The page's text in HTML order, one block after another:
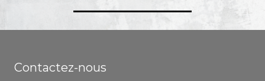
Contactez-nous